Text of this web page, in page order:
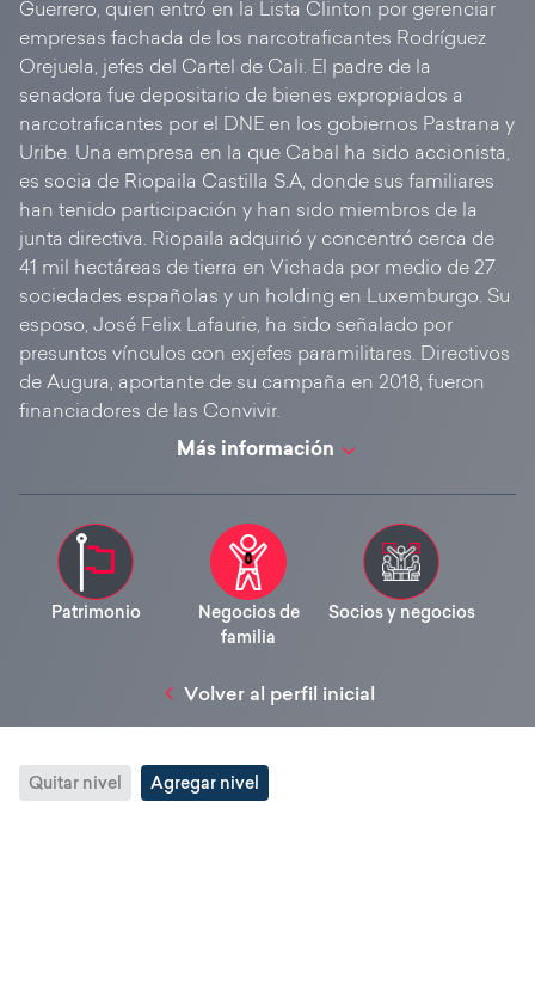
Guerrero, quien entró en la Lista Clinton por gerenciar
empresas fachada de los narcotraficantes Rodríguez
Orejuela, jefes del Cartel de Cali. El padre de la
senadora fue depositario de bienes expropiados a
narcotraficantes por el DNE en los gobiernos Pastrana y
Uribe. Una empresa en la que Cabal ha sido accionista,
es socia de Riopaila Castilla S.A, donde sus familiares
han tenido participación y han sido miembros de la
junta directiva. Riopaila adquirió y concentró cerca de
41 mil hectáreas de tierra en Vichada por medio de 27
sociedades españolas y un holding en Luxemburgo. Su
esposo, José Felix Lafaurie, ha sido señalado por
presuntos vínculos con exjefes paramilitares. Directivos
de Augura, aportante de su campaña en 2018, fueron
financiadores de las Convivir.
Más información
Patrimonio
Negocios de
familia
Socios y negocios
Volver al perfil inicial
Quitar nivel Agregar nivel